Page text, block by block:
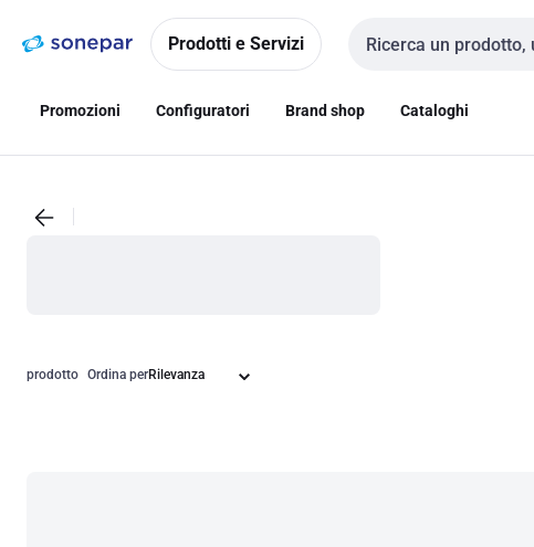
navigazionealla
Prodotti e Servizi
Cerca input
Promozioni Configuratori Brand shop Cataloghi
prodotto Ordina per